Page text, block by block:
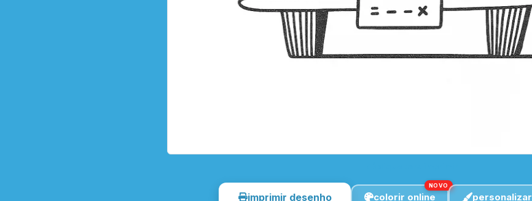
imprimir desenho colorir online
NOVO
personalizar